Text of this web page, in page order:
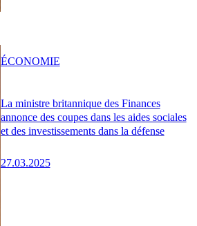
La ministre britannique des Finances
annonce des coupes dans les aides sociales
et des investissements dans la défense
27.03.2025
ÉCONOMIE